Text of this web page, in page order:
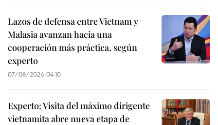
Lazos de defensa entre Vietnam y
Malasia avanzan hacia una
cooperación más práctica, según
experto
07/08/2026 04:10
Experto: Visita del máximo dirigente
vietnamita abre nueva etapa de